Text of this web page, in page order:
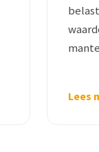
Lees